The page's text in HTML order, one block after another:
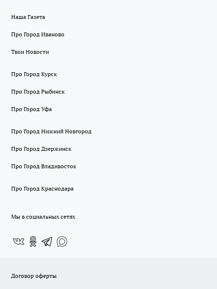
Наша Газета
Про Город Иваново
Твои Новости
Про Город Курск
Про Город Рыбинск
Про Город Уфа
Про Город Нижний Новгород
Про Город Дзержинск
Про Город Владивосток
Про Город Краснодара
Мы в социальных сетях
Договор оферты